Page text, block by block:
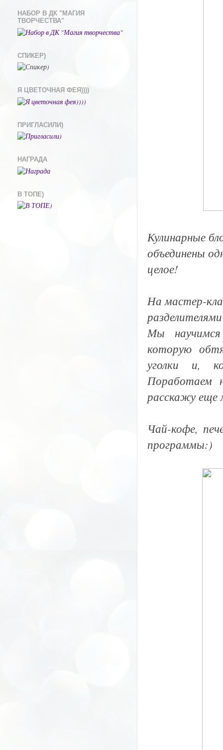
Кулинарные
объединены
целое!
На мастер-
Мы научимся
которую
уголки и,
Поработаем
расскажу еще
Чай-кофе,
программы:)
НАБОР В ДК "МАГИЯ
ТВОРЧЕСТВА"
СПИКЕР)
Я ЦВЕТОЧНАЯ ФЕЯ))))
ПРИГЛАСИЛИ)
НАГРАДА
В ТОПЕ)